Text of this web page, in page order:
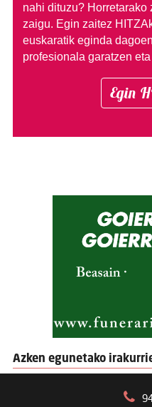
nahi dituzu? Horretarako
zaigu. Egin zaitez
euskaratik eginda
profesionala garatzen
Egin
Azken egunetako